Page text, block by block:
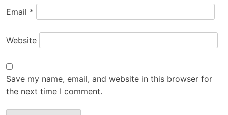
Email *
Website
Save my name, email, and website in this browser for
the next time I comment.